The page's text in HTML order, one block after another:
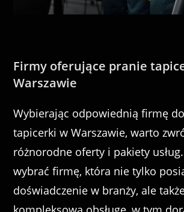
Firmy oferujące pranie
Warszawie
Wybierając odpowiednią firmę
tapicerki w Warszawie, warto
różnorodne oferty i pakiety
wybrać firmę, która nie tylko
doświadczenie w branży, ale